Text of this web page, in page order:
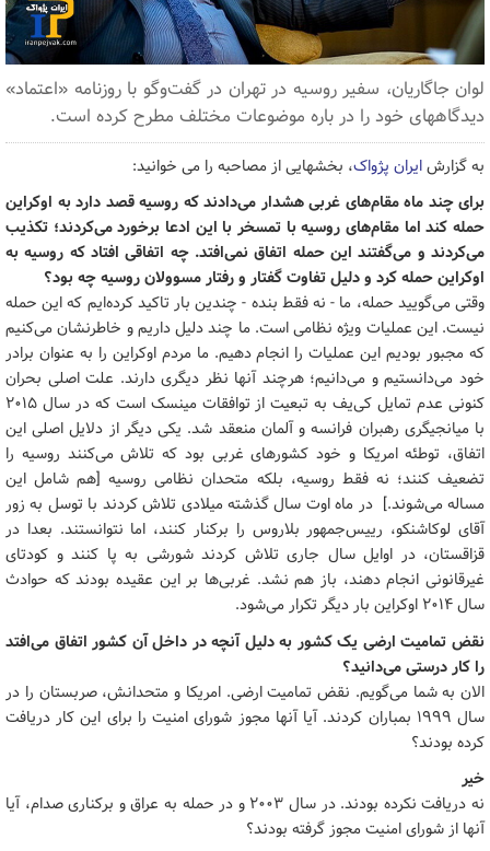
لوان جاگاریان، سفیر روسیه در تهران در گفت‌وگو با روزنامه «اعتماد»
دیدگاههای خود را در باره موضوعات مختلف مطرح کرده است.
به گزارشایران پژواک، بخشهایی از مصاحبه را می خوانید:
برای چند ماه مقام‌های غربی هشدار می‌دادند که روسیه قصد دارد به اوکراین
حمله کند اما مقام‌های روسیه با تمسخر با این ادعا برخورد می‌کردند؛ تکذیب
می‌کردند و می‌گفتند این حمله اتفاق نمی‌افتد. چه اتفاقی افتاد که روسیه به
اوکراین حمله کرد و دلیل تفاوت گفتار و رفتار مسوولان روسیه چه بود؟
وقتی می‌گویید حمله، ما - نه فقط بنده - چندین بار تاکید کرده‌ایم که این حمله
نیست. این عملیات ویژه نظامی است. ما چند دلیل داریم و خاطرنشان می‌کنیم
که مجبور بودیم این عملیات را انجام دهیم. ما مردم اوکراین را به عنوان برادر
خود می‌دانستیم و می‌دانیم؛ هرچند آنها نظر دیگری دارند. علت اصلی بحران
کنونی عدم تمایل کی‌یف به تبعیت از توافقات مینسک است که در سال 2015
با میانجیگری رهبران فرانسه و آلمان منعقد شد. یکی دیگر از دلایل اصلی این
اتفاق، توطئه امریکا و خود کشورهای غربی بود که تلاش می‌کنند روسیه را
تضعیف کنند؛ نه فقط روسیه، بلکه متحدان نظامی روسیه [هم شامل این
مساله می‌شوند.] در ماه اوت سال گذشته میلادی تلاش کردند با توسل به زور
آقای لوکاشنکو، رییس‌جمهور بلاروس را برکنار کنند، اما نتوانستند. بعدا در
قزاقستان، در اوایل سال جاری تلاش کردند شورشی به پا کنند و کودتای
غیرقانونی انجام دهند، باز هم نشد. غربی‌ها بر این عقیده بودند که حوادث
سال 2014 اوکراین ‌بار دیگر تکرار می‌شود.
نقض تمامیت ارضی یک کشور به دلیل آنچه در داخل آن کشور اتفاق می‌افتد
را کار درستی می‌دانید؟
الان به شما می‌گویم. نقض تمامیت ارضی. امریکا و متحدانش، صربستان را در
سال 1999 بمباران کردند. آیا آنها مجوز شورای امنیت را برای این کار دریافت
کرده بودند؟
خیر
نه دریافت نکرده بودند. در سال 2003 و در حمله به عراق و برکناری صدام، آیا
آنها از شورای امنیت مجوز گرفته بودند؟